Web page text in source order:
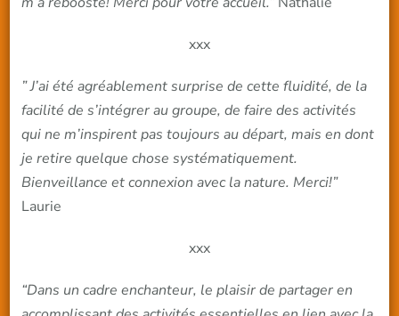
xxx
” J’ai été agréablement surprise de cette fluidité, de la
facilité de s’intégrer au groupe, de faire des activités
qui ne m’inspirent pas toujours au départ, mais en dont
je retire quelque chose systématiquement.
Bienveillance et connexion avec la nature. Merci!”
Laurie
xxx
“Dans un cadre enchanteur, le plaisir de partager en